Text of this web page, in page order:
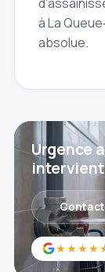
à La
absolue.
Urgence
intervient